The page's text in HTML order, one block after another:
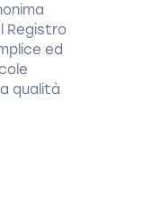
Registro
ed
qualità